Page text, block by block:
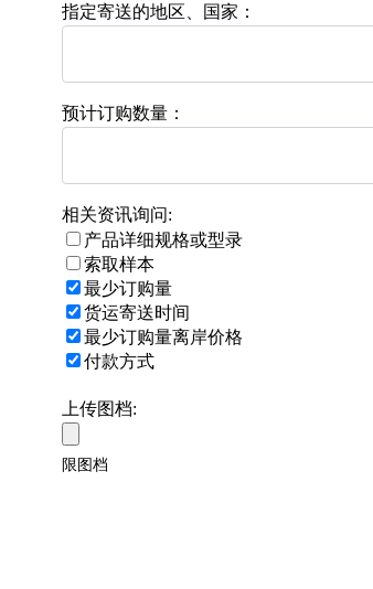
指定寄送的地区、国家：
预计订购数量：
相关资讯询问:
产品详细规格或型录
索取样本
最少订购量
货运寄送时间
最少订购量离岸价格
付款方式
上传图档:
限图档